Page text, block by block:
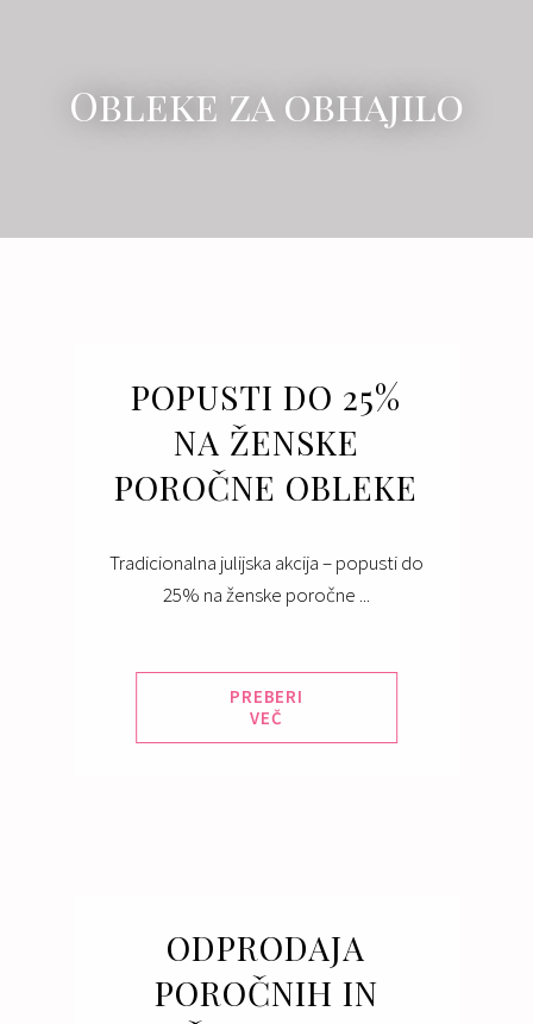
Obleke za obhajilo
POPUSTI DO 25%
NA ŽENSKE
POROČNE OBLEKE
Tradicionalna julijska akcija – popusti do
25% na ženske poročne ...
PREBERI
VEČ
ODPRODAJA
POROČNIH IN